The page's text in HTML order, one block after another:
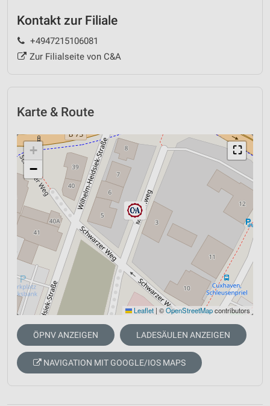
Kontakt zur Filiale
+4947215106081
Zur Filialseite von C&A
Karte & Route
⛶
+
−
Leaflet | ©OpenStreetMapcontributors
ÖPNV ANZEIGEN LADESÄULEN ANZEIGEN
NAVIGATION MIT GOOGLE/IOS MAPS